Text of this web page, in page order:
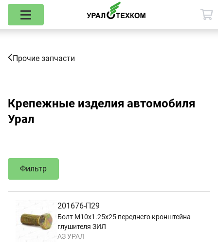
Прочие запчасти
Крепежные изделия автомобиля
Урал
Фильтр
201676-П29
Болт М10х1.25х25 переднего кронштейна
глушителя ЗИЛ
АЗ УРАЛ